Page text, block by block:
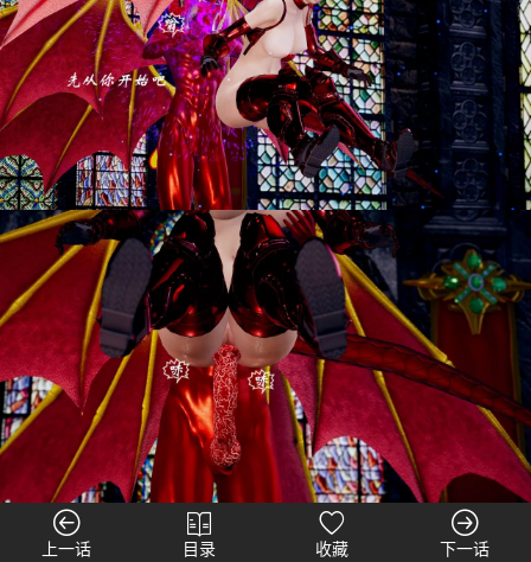
上一话 目录 收藏 下一话